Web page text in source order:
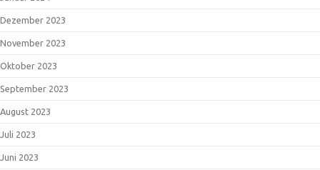
Dezember 2023
November 2023
Oktober 2023
September 2023
August 2023
Juli 2023
Juni 2023